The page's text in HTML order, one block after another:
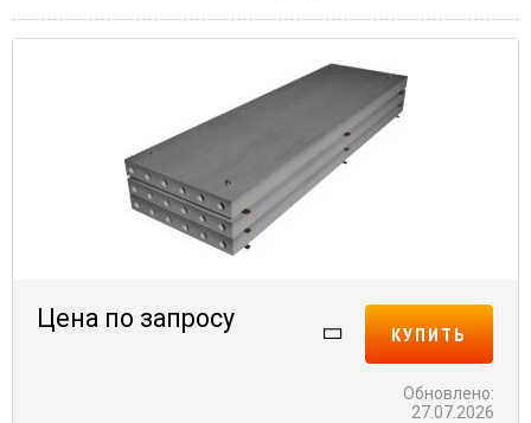
Цена по запросу
КУПИТЬ
Обновлено:
27.07.2026